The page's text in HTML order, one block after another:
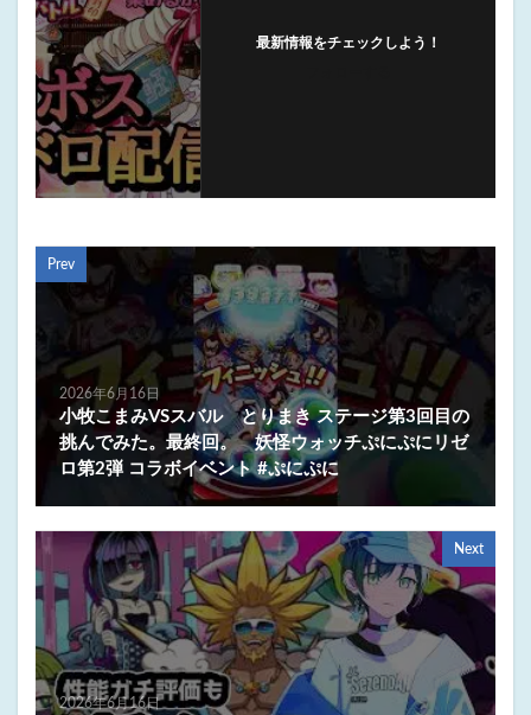
最新情報をチェックしよう！
Prev
2026年6月16日
小牧こまみVSスバル とりまき ステージ第3回目の
挑んでみた。最終回。 妖怪ウォッチぷにぷにリゼ
ロ第2弾 コラボイベント #ぷにぷに
Next
2026年6月16日